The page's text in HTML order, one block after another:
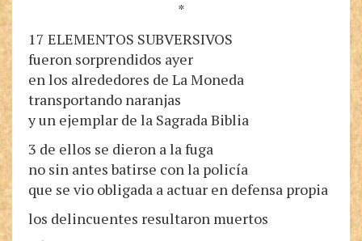
*
17 ELEMENTOS SUBVERSIVOS
fueron sorprendidos ayer
en los alrededores de La Moneda
transportando naranjas
y un ejemplar de la Sagrada Biblia
3 de ellos se dieron a la fuga
no sin antes batirse con la policía
que se vio obligada a actuar en defensa propia
los delincuentes resultaron muertos